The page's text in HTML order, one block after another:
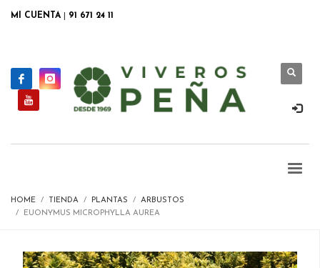
MI CUENTA 91 671 24 11
HOME TIENDA PLANTAS
ARBUSTOS
EUONYMUS MICROPHYLLA AUREA